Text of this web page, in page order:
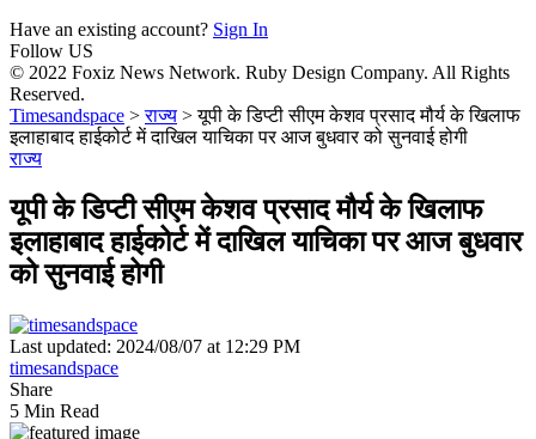
Have an existing account? Sign In
Follow US
© 2022 Foxiz News Network. Ruby Design Company. All Rights
Reserved.
Timesandspace >राज्य >यूपी के डिप्टी सीएम केशव प्रसाद मौर्य के खिलाफ
इलाहाबाद हाईकोर्ट में दाखिल याचिका पर आज बुधवार को सुनवाई होगी
राज्य
यूपी के डिप्टी सीएम केशव प्रसाद मौर्य के खिलाफ
इलाहाबाद हाईकोर्ट में दाखिल याचिका पर आज बुधवार
को सुनवाई होगी
Last updated: 2024/08/07 at 12:29 PM
timesandspace
Share
5 Min Read